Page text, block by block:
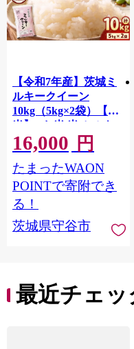
【令和7年産】茨城ミ
ルキークイーン
10kg（5kg×2袋）【精
米】 | お米 米 ミルキ
ークィーン 茨城県産
白米 もちもち お弁当
おにぎり
16,000 円
たまったWAON
POINTで寄附でき
る！
茨城県守谷市
最近チェ